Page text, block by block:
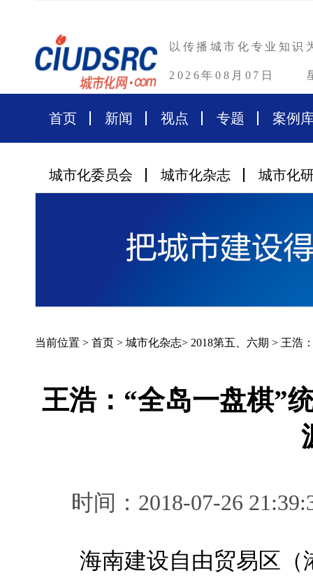
以传播城市化专业知识
2026年08月07日
首页 新闻 视点 专题 案例
城市化委员会 城市化杂志 城市化
当前位置 > 首页 > 城市化杂志> 2018第五、六期 > 王浩
王浩：“全岛一盘棋”
时间：2018-07-26
海南建设自由贸易区（